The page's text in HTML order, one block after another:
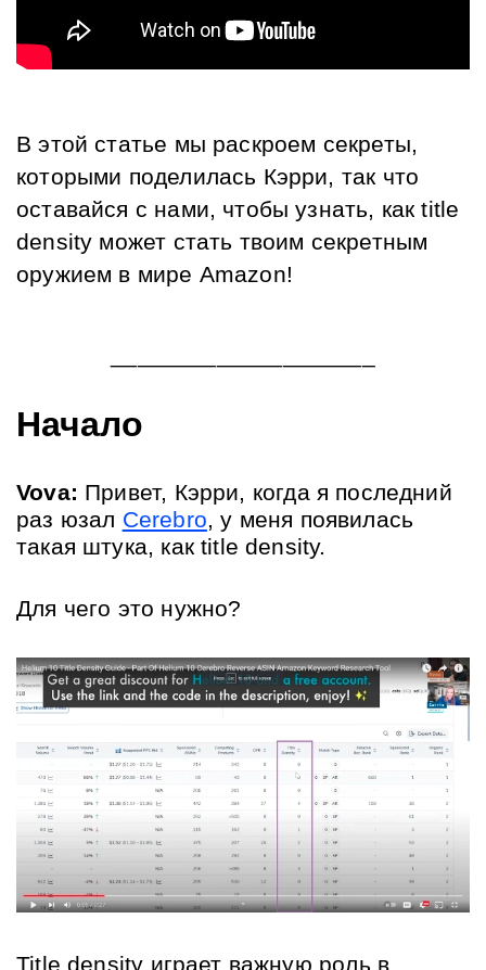
В этой статье мы раскроем секреты,
которыми поделилась Кэрри, так что
оставайся с нами, чтобы узнать, как title
density может стать твоим секретным
оружием в мире Amazon!
Начало
Vova: Привет, Кэрри, когда я последний
раз юзал Cerebro, у меня появилась
такая штука, как title density.
Для чего это нужно?
Title density играет важную роль в